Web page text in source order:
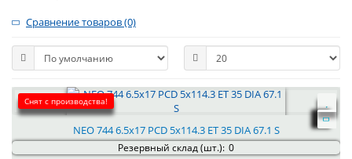
Сравнение товаров (0)
Снят с производства!
NEO 744 6.5x17 PCD 5x114.3 ET 35 DIA 67.1 S
Резервный склад (шт.): 0